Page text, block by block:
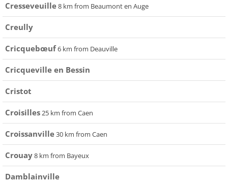
Cresseveuille8 km from Beaumont en Auge
Creully
Cricquebœuf6 km from Deauville
Cricqueville en Bessin
Cristot
Croisilles25 km from Caen
Croissanville30 km from Caen
Crouay8 km from Bayeux
Damblainville